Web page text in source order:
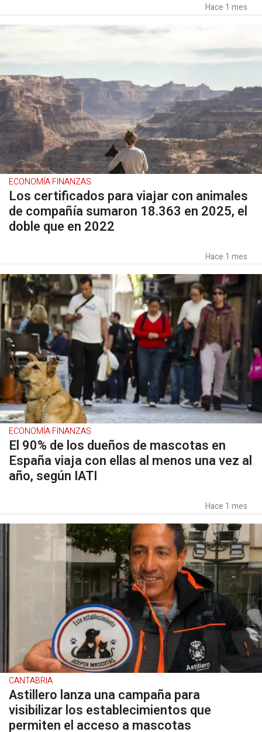
Hace 1 mes
ECONOMÍA FINANZAS
Los certificados para viajar con animales
de compañía sumaron 18.363 en 2025, el
doble que en 2022
Hace 1 mes
ECONOMÍA FINANZAS
El 90% de los dueños de mascotas en
España viaja con ellas al menos una vez al
año, según IATI
Hace 1 mes
CANTABRIA
Astillero lanza una campaña para
visibilizar los establecimientos que
permiten el acceso a mascotas